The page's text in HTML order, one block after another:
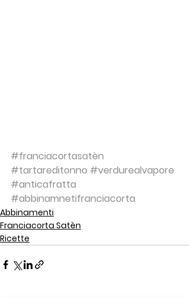
#franciacortasatèn
#tartareditonno #verdurealvapore
#anticafratta
#abbinamnetifranciacorta
Abbinamenti
Franciacorta Satèn
Ricette